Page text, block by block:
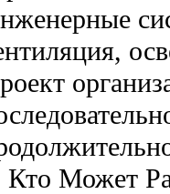
Кто Может